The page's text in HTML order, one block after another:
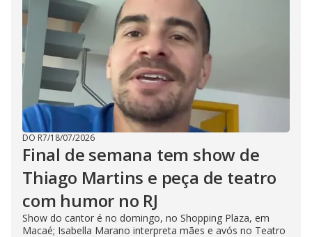
DO R7/18/07/2026
Final de semana tem show de
Thiago Martins e peça de teatro
com humor no RJ
Show do cantor é no domingo, no Shopping Plaza, em
Macaé; Isabella Marano interpreta mães e avós no Teatro